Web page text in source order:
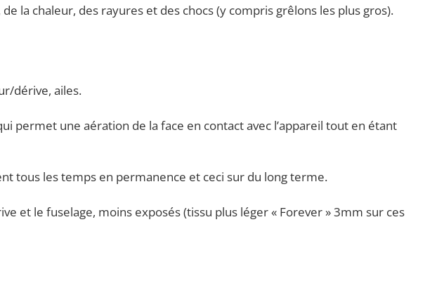
la chaleur, des rayures et des chocs (y compris grêlons les plus gros).
dérive, ailes.
permet une aération de la face en contact avec l’appareil tout en étant
tous les temps en permanence et ceci sur du long terme.
et le fuselage, moins exposés (tissu plus léger « Forever » 3mm sur ces